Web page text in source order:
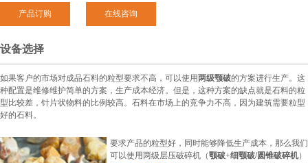
产品订购 在线咨询
设备选择
如果客户的市场对成品石料的粒型要求不高，可以使用两级颚破的方案进行生产。这
种配置是维修维护简单的方案，生产成本经济。但是，这种方案的缺点就是石料的粒
型比较差，针片状物料的比例较高。石料在市场上的竞争力不高，因为建筑需要粒型
好的石料。
要求产品的粒型好，同时能够降低生产成本，那么我们
可以使用两级层压破碎机（颚破+细颚破/圆锥破碎机）